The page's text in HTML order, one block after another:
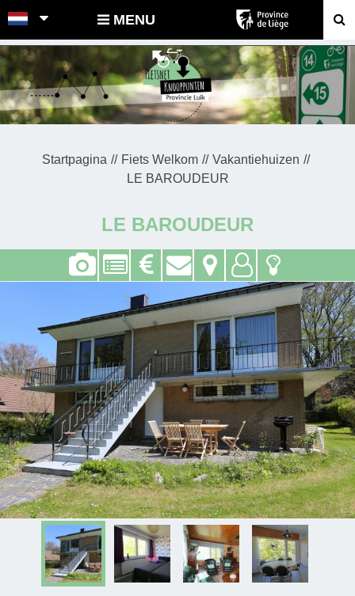
POINTS-NOEUDS MENU
Startpagina Fiets Welkom
Vakantiehuizen
LE BAROUDEUR
LE BAROUDEUR